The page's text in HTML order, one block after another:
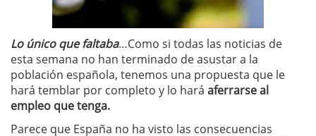
Lo único que faltaba…Como si todas las noticias de
esta semana no han terminado de asustar a la
población española, tenemos una propuesta que le
hará temblar por completo y lo hará aferrarse al
empleo que tenga.
Parece que España no ha visto las consecuencias